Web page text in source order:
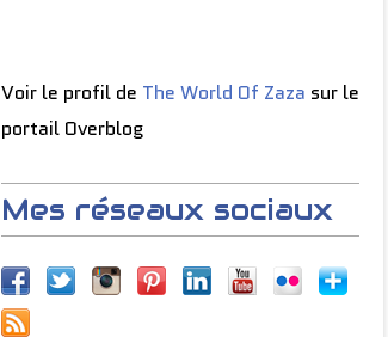
Voir le profil de The World Of Zaza sur le
portail Overblog
Mes réseaux sociaux